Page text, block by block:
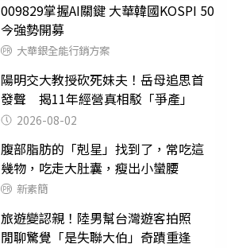
009829掌握AI關鍵 大華韓國KOSPI 50
今強勢開募
大華銀全能行銷方案
陽明交大教授砍死妹夫！岳母追思首
發聲 揭11年經營真相駁「爭產」
2026-08-02
腹部脂肪的「剋星」找到了，常吃這
幾物，吃走大肚囊，瘦出小蠻腰
新素簡
旅遊變認親！陸男幫台灣遊客拍照
閒聊驚覺「是失聯大伯」奇蹟重逢